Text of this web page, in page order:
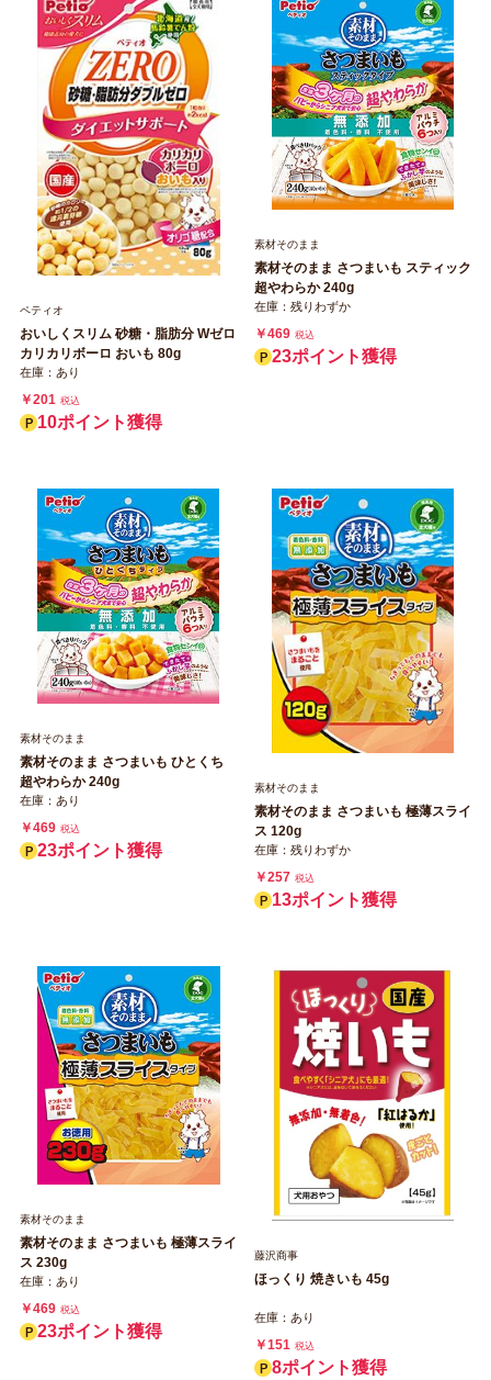
ペティオ
おいしくスリム 砂糖・脂肪分 Wゼロ
カリカリボーロ おいも 80g
在庫：あり
￥201 税込
10ポイント獲得
素材そのまま
素材そのまま さつまいも スティック
超やわらか 240g
在庫：残りわずか
￥469 税込
23ポイント獲得
素材そのまま
素材そのまま さつまいも ひとくち
超やわらか 240g
在庫：あり
￥469 税込
23ポイント獲得
素材そのまま
素材そのまま さつまいも 極薄スライ
ス 120g
在庫：残りわずか
￥257 税込
13ポイント獲得
素材そのまま
素材そのまま さつまいも 極薄スライ
ス 230g
在庫：あり
￥469 税込
23ポイント獲得
藤沢商事
ほっくり 焼きいも 45g
在庫：あり
￥151 税込
8ポイント獲得